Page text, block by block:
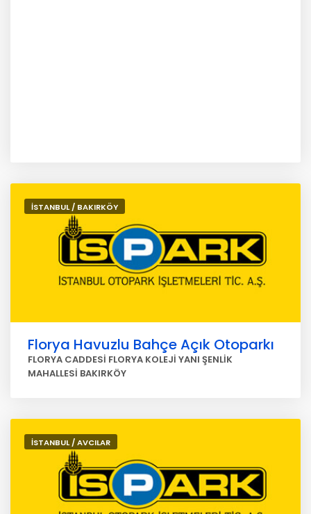
İSTANBUL / BAKIRKÖY
Florya Havuzlu Bahçe Açık Otoparkı
FLORYA CADDESİ FLORYA KOLEJİ YANI ŞENLİK
MAHALLESİ BAKIRKÖY
İSTANBUL / AVCILAR